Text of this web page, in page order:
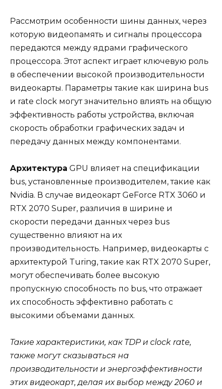
Рассмотрим особенности шины данных, через
которую видеопамять и сигналы процессора
передаются между ядрами графического
процессора. Этот аспект играет ключевую роль
в обеспечении высокой производительности
видеокарты. Параметры такие как ширина bus
и rate clock могут значительно влиять на общую
эффективность работы устройства, включая
скорость обработки графических задач и
передачу данных между компонентами.
Архитектура GPU влияет на спецификации
bus, установленные производителем, такие как
Nvidia. В случае видеокарт GeForce RTX 3060 и
RTX 2070 Super, различия в ширине и
скорости передачи данных через bus
существенно влияют на их
производительность. Например, видеокарты с
архитектурой Turing, такие как RTX 2070 Super,
могут обеспечивать более высокую
пропускную способность по bus, что отражает
их способность эффективно работать с
высокими объемами данных.
Такие характеристики, как TDP и clock rate,
также могут сказываться на
производительности и энергоэффективности
этих видеокарт, делая их выбор между 2060 и